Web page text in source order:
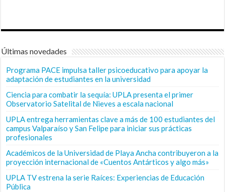
Últimas novedades
Programa PACE impulsa taller psicoeducativo para apoyar la
adaptación de estudiantes en la universidad
Ciencia para combatir la sequía: UPLA presenta el primer
Observatorio Satelital de Nieves a escala nacional
UPLA entrega herramientas clave a más de 100 estudiantes del
campus Valparaíso y San Felipe para iniciar sus prácticas
profesionales
Académicos de la Universidad de Playa Ancha contribuyeron a la
proyección internacional de «Cuentos Antárticos y algo más»
UPLA TV estrena la serie Raíces: Experiencias de Educación
Pública